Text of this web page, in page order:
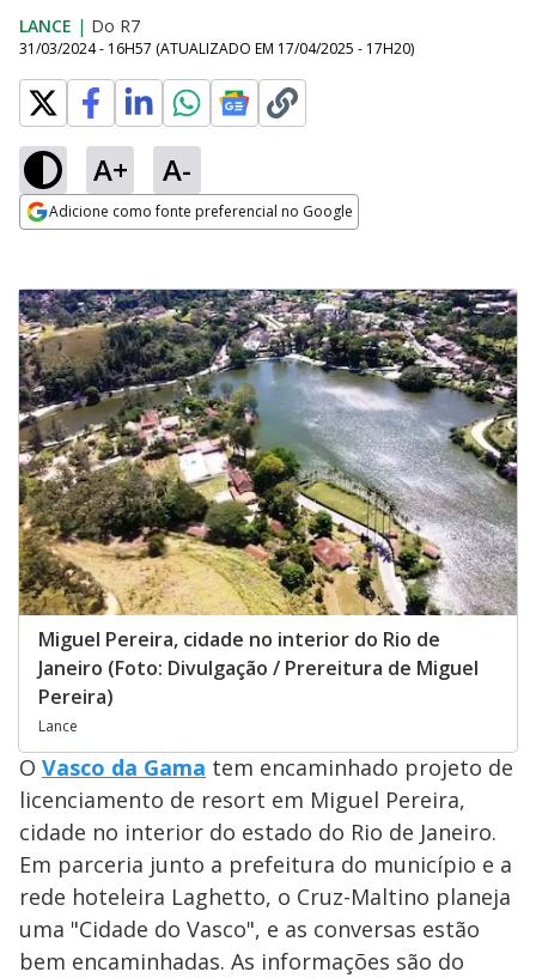
LANCE | Do R7
31/03/2024 - 16H57 (ATUALIZADO EM 17/04/2025 - 17H20)
A+ A-
Adicione como fonte preferencial no Google
Miguel Pereira, cidade no interior do Rio de
Janeiro (Foto: Divulgação / Prereitura de Miguel
Pereira)
Lance
O Vasco da Gama tem encaminhado projeto de
licenciamento de resort em Miguel Pereira,
cidade no interior do estado do Rio de Janeiro.
Em parceria junto a prefeitura do município e a
rede hoteleira Laghetto, o Cruz-Maltino planeja
uma "Cidade do Vasco", e as conversas estão
bem encaminhadas. As informações são do